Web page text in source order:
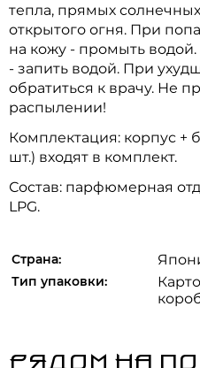
тепла, прямых
открытого огня. При
на кожу - промыть
- запить водой. При
обратиться к врачу. Не
распылении!
Комплектация: корпус +
шт.) входят в комплект.
Состав: парфюмерная
LPG.
Страна:
Тип упаковки: